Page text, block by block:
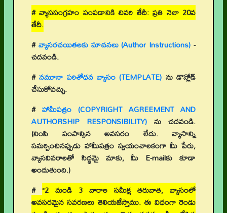
# వ్యాససంగ్రహం పంపడానికి చివరి తేదీ: ప్రతి నెలా 20వ
తేదీ.
#వ్యాసరచయితలకు సూచనలు (Author Instructions) -
చదవండి.
#నమూనా పరిశోధన వ్యాసం (TEMPLATE) ను డౌన్లోడ్
చేసుకోవచ్చు.
# హామీపత్రం (COPYRIGHT AGREEMENT AND
AUTHORSHIP RESPONSIBILITY) ను చదవండి.
(నింపి పంపాల్సిన అవసరం లేదు. వ్యాసాన్ని
సమర్పించినప్పుడు హామీపత్రం స్వయంచాలకంగా మీ పేరు,
వ్యాసవివరాలతో సిద్ధమై మాకు, మీ E-mailకు కూడా
అందుతుంది.)
# “2 నుండి 3 వారాల సమీక్ష తరువాత, వ్యాసంలో
అవసరమైన సవరణలు తెలియజేస్తాము. ఈ విధంగా రెండు